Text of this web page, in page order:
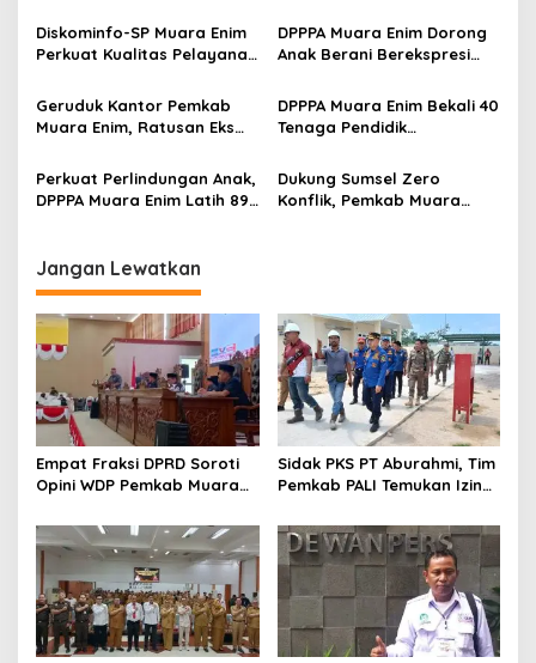
o
Pendampingan Hukum
yang Memerlukan
Perlindungan Khusus
Diskominfo-SP Muara Enim
Perkuat Kualitas Pelayanan
LAPOR dan PPID
DPPPA Muara Enim Dorong
Anak Berani Berekspresi
Geruduk Kantor Pemkab
Muara Enim, Ratusan Eks
Perusahaan Lunasi Hak
Pekerja
DPPPA Muara Enim Bekali 40
Tenaga Pendidik
Kekerasan Perempuan dan
Anak
Perkuat Perlindungan Anak,
DPPPA Muara Enim Latih 89
Dukung Sumsel Zero
Konflik, Pemkab Muara
Jangan Lewatkan
Empat Fraksi DPRD Soroti
Opini WDP Pemkab Muara
Kelola Keuangan
Sidak PKS PT Aburahmi, Tim
Pemkab PALI Temukan Izin